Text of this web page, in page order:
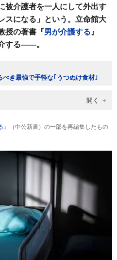
被介護者を一人にして外出す
スになる」という。立命館大
授の著書『男が介護する 』
する――。
き最強で手軽な｢うつぬけ食材｣
』（中公新書）の一部を再編集したもの